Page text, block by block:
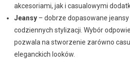
akcesoriami, jak i casualowymi
Jeansy– dobrze dopasowane
codziennych stylizacji. Wybór
pozwala na stworzenie zarówno
eleganckich looków.